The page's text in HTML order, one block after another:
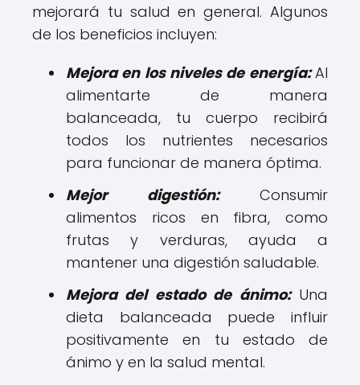
mejorará tu salud en general. Algunos
de los beneficios incluyen:
Mejora en los niveles de energía: Al
alimentarte de manera
balanceada, tu cuerpo recibirá
todos los nutrientes necesarios
para funcionar de manera óptima.
Mejor digestión:Consumir
alimentos ricos en fibra, como
frutas y verduras, ayuda a
mantener una digestión saludable.
Mejora del estado de ánimo:Una
dieta balanceada puede influir
positivamente en tu estado de
ánimo y en la salud mental.